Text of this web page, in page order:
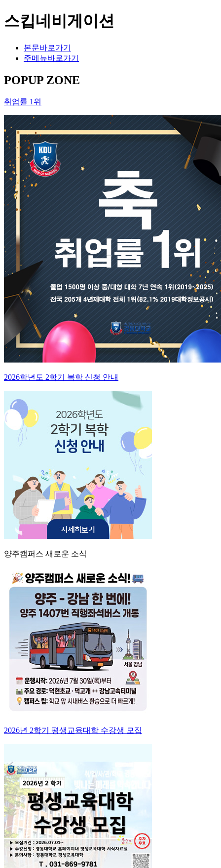
스킵네비게이션
본문바로가기
주메뉴바로가기
POPUP ZONE
취업률 1위
2026학년도 2학기 복학 신청 안내
양주캠퍼스 새로운 소식
2026년 2학기 평생교육대학 수강생 모집